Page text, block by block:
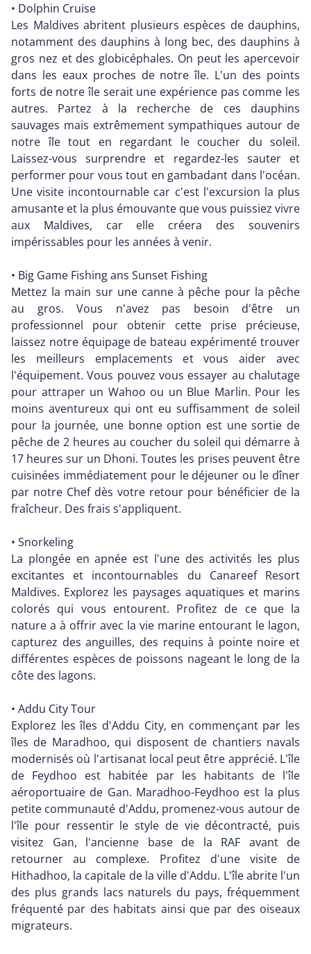
• Dolphin Cruise
Les Maldives abritent plusieurs espèces de dauphins,
notamment des dauphins à long bec, des dauphins à
gros nez et des globicéphales. On peut les apercevoir
dans les eaux proches de notre île. L'un des points
forts de notre île serait une expérience pas comme les
autres. Partez à la recherche de ces dauphins
sauvages mais extrêmement sympathiques autour de
notre île tout en regardant le coucher du soleil.
Laissez-vous surprendre et regardez-les sauter et
performer pour vous tout en gambadant dans l'océan.
Une visite incontournable car c'est l'excursion la plus
amusante et la plus émouvante que vous puissiez vivre
aux Maldives, car elle créera des souvenirs
impérissables pour les années à venir.
• Big Game Fishing ans Sunset Fishing
Mettez la main sur une canne à pêche pour la pêche
au gros. Vous n'avez pas besoin d'être un
professionnel pour obtenir cette prise précieuse,
laissez notre équipage de bateau expérimenté trouver
les meilleurs emplacements et vous aider avec
l'équipement. Vous pouvez vous essayer au chalutage
pour attraper un Wahoo ou un Blue Marlin. Pour les
moins aventureux qui ont eu suffisamment de soleil
pour la journée, une bonne option est une sortie de
pêche de 2 heures au coucher du soleil qui démarre à
17 heures sur un Dhoni. Toutes les prises peuvent être
cuisinées immédiatement pour le déjeuner ou le dîner
par notre Chef dès votre retour pour bénéficier de la
fraîcheur. Des frais s'appliquent.
• Snorkeling
La plongée en apnée est l'une des activités les plus
excitantes et incontournables du Canareef Resort
Maldives. Explorez les paysages aquatiques et marins
colorés qui vous entourent. Profitez de ce que la
nature a à offrir avec la vie marine entourant le lagon,
capturez des anguilles, des requins à pointe noire et
différentes espèces de poissons nageant le long de la
côte des lagons.
• Addu City Tour
Explorez les îles d'Addu City, en commençant par les
îles de Maradhoo, qui disposent de chantiers navals
modernisés où l'artisanat local peut être apprécié. L'île
de Feydhoo est habitée par les habitants de l'île
aéroportuaire de Gan. Maradhoo-Feydhoo est la plus
petite communauté d'Addu, promenez-vous autour de
l'île pour ressentir le style de vie décontracté, puis
visitez Gan, l'ancienne base de la RAF avant de
retourner au complexe. Profitez d'une visite de
Hithadhoo, la capitale de la ville d'Addu. L'île abrite l'un
des plus grands lacs naturels du pays, fréquemment
fréquenté par des habitats ainsi que par des oiseaux
migrateurs.